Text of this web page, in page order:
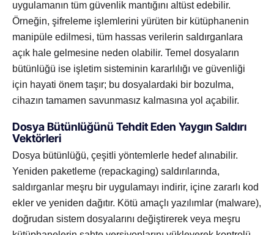
uygulamanın tüm güvenlik mantığını altüst edebilir.
Örneğin, şifreleme işlemlerini yürüten bir kütüphanenin
manipüle edilmesi, tüm hassas verilerin saldırganlara
açık hale gelmesine neden olabilir. Temel dosyaların
bütünlüğü ise işletim sisteminin kararlılığı ve güvenliği
için hayati önem taşır; bu dosyalardaki bir bozulma,
cihazın tamamen savunmasız kalmasına yol açabilir.
Dosya Bütünlüğünü Tehdit Eden Yaygın Saldırı
Vektörleri
Dosya bütünlüğü, çeşitli yöntemlerle hedef alınabilir.
Yeniden paketleme (repackaging) saldırılarında,
saldırganlar meşru bir uygulamayı indirir, içine zararlı kod
ekler ve yeniden dağıtır. Kötü amaçlı yazılımlar (malware),
doğrudan sistem dosyalarını değiştirerek veya meşru